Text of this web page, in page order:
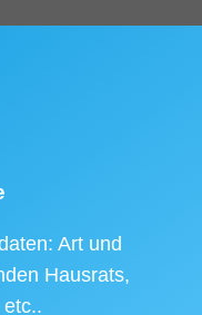
Art und
Hausrats,